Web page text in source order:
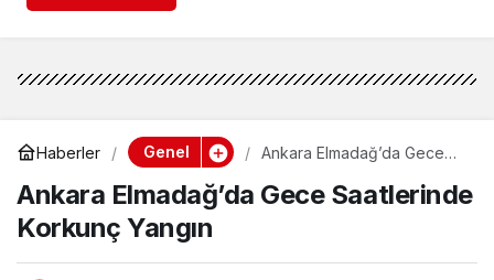
Haberler Genel
Ankara Elmadağ’da Gece
Ankara Elmadağ’da Gece Saatlerinde
Korkunç Yangın